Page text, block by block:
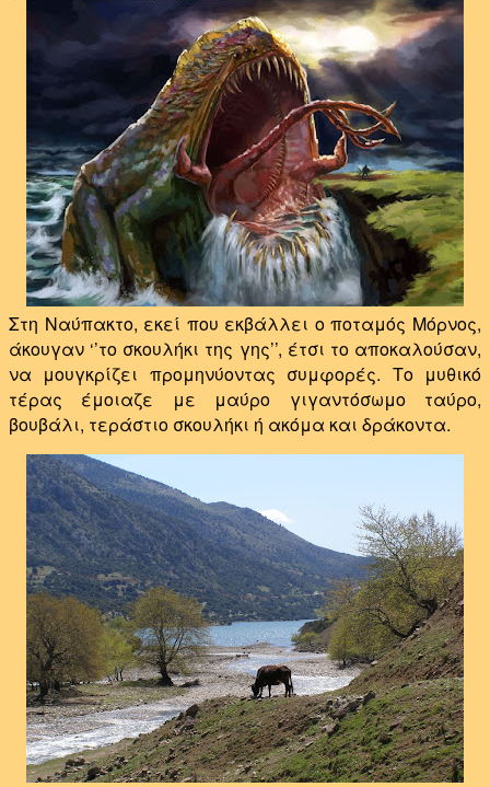
Στη Ναύπακτο, εκεί που εκβάλλει ο ποταμός Μόρνος,
άκουγαν ‘’το σκουλήκι της γης’’, έτσι το αποκαλούσαν,
να μουγκρίζει προμηνύοντας συμφορές. Το μυθικό
τέρας έμοιαζε με μαύρο γιγαντόσωμο ταύρο,
βουβάλι, τεράστιο σκουλήκι ή ακόμα και δράκοντα.